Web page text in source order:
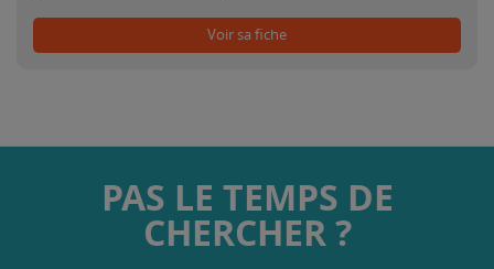
Voir sa fiche
PAS LE TEMPS DE
CHERCHER ?